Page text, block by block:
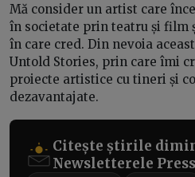
Mă consider un artist care
în societate prin teatru și film
în care cred. Din nevoia
Untold Stories, prin care îmi
proiecte artistice cu tineri și
dezavantajate.
Citește știrile
Newsletterele